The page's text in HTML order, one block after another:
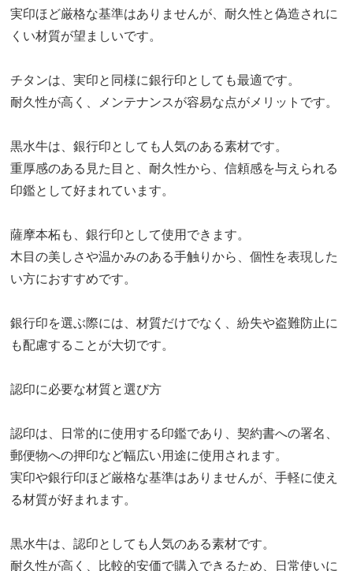
実印ほど厳格な基準はありませんが、耐久性と偽造されに
くい材質が望ましいです。
チタンは、実印と同様に銀行印としても最適です。
耐久性が高く、メンテナンスが容易な点がメリットです。
黒水牛は、銀行印としても人気のある素材です。
重厚感のある見た目と、耐久性から、信頼感を与えられる
印鑑として好まれています。
薩摩本柘も、銀行印として使用できます。
木目の美しさや温かみのある手触りから、個性を表現した
い方におすすめです。
銀行印を選ぶ際には、材質だけでなく、紛失や盗難防止に
も配慮することが大切です。
認印に必要な材質と選び方
認印は、日常的に使用する印鑑であり、契約書への署名、
郵便物への押印など幅広い用途に使用されます。
実印や銀行印ほど厳格な基準はありませんが、手軽に使え
る材質が好まれます。
黒水牛は、認印としても人気のある素材です。
耐久性が高く、比較的安価で購入できるため、日常使いに